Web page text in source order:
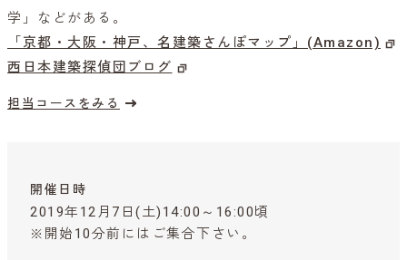
学」などがある。
「京都・大阪・神戸、名建築さんぽマップ」(Amazon)
西日本建築探偵団ブログ
担当コースをみる
開催日時
2019年12月7日(土)14:00～16:00頃
※開始10分前にはご集合下さい。